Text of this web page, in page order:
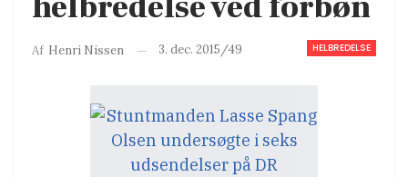
HELBREDELSE
Af Henri Nissen 3. dec. 2015/49